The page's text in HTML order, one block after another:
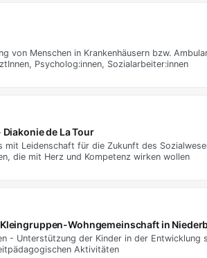
von Menschen in Krankenhäusern bzw.
Psycholog:innen, Sozialarbeiter:innen
de La Tour
mit Leidenschaft für die Zukunft des
die mit Herz und Kompetenz wirken wollen
Wohngemeinschaft in
- Unterstützung der Kinder in der
Aktivitäten